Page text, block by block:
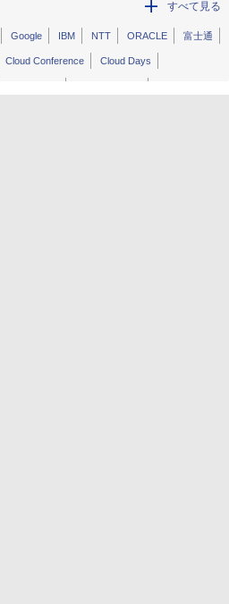
すべて見る
Google IBM NTT ORACLE 富士通
Cloud Conference Cloud Days